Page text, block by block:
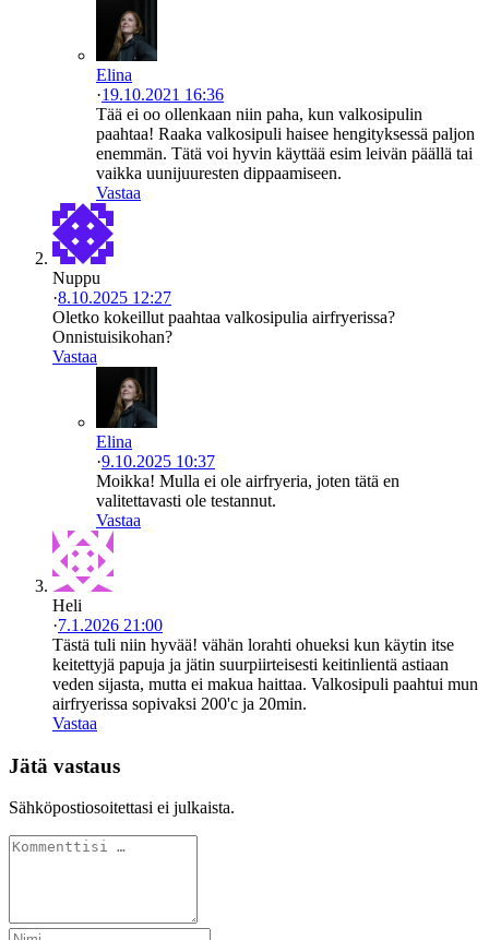
Elina
·19.10.2021 16:36
Tää ei oo ollenkaan niin paha, kun valkosipulin
paahtaa! Raaka valkosipuli haisee hengityksessä paljon
enemmän. Tätä voi hyvin käyttää esim leivän päällä tai
vaikka uunijuuresten dippaamiseen.
Vastaa
Nuppu
·8.10.2025 12:27
Oletko kokeillut paahtaa valkosipulia airfryerissa?
Onnistuisikohan?
Vastaa
Elina
·9.10.2025 10:37
Moikka! Mulla ei ole airfryeria, joten tätä en
valitettavasti ole testannut.
Vastaa
Heli
·7.1.2026 21:00
Tästä tuli niin hyvää! vähän lorahti ohueksi kun käytin itse
keitettyjä papuja ja jätin suurpiirteisesti keitinlientä astiaan
veden sijasta, mutta ei makua haittaa. Valkosipuli paahtui mun
airfryerissa sopivaksi 200'c ja 20min.
Vastaa
Jätä vastaus
Sähköpostiosoitettasi ei julkaista.